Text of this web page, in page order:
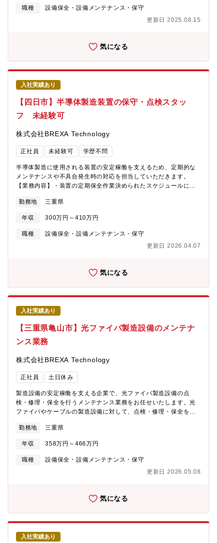
は、営業活動のサポートとして、見積作成業務をして頂きます。
期は1週間～6ヶ月となっています。◇現場とデスクワークの割合
となります。本社より近い現場の場合は社内にて業務となりま
す。【働きやすい環境】◇年間休日124日（土日祝休み）◇直行直
帰OKで柔軟な働き方◇車通勤可（無料駐車場完備）【充実の資格
支援制度】資格受験料の支給、受験のための講習会費用も負担し
ます。また不定期ですが、部署での勉強会も開催しており、スキ
ルアップが目指せます。【組織構成】電気計装部には、15名（本
部長、副本部長、部長、副部長、グループリーダー、マネージャ
ー、所長、スタッフ8名）が在籍しています。【当社の特徴】
◇2012年1月に石原化工建設株式会社から分割し、技術やノウハ
備の計画、設計、建設、保守、操業に関わる全てのサービスを提
供しております。◇豊富な経験と実績が買われ、三重県下の建設
業では10年以上連続で完工高トップクラスです。◇親会社である
設の安定した売上が約70％となっています。また四日市（本社）
近辺の化学系コンビナートからの民間工事の売上が約30％です。
安定した売上基盤と、売上拡大に向けた新規受注へのバランスが
よく、安定的に事業を拡大してきました。
職種
設備保全・設備メンテナンス・保守
更新日 2025.08.15
気になる
入社実績あり
【四日市】半導体製造装置の保守・点検スタッ
フ 未経験可
株式会社BREXA Technology
正社員 未経験可 学歴不問
半導体製造に使用される装置の安定稼働を支えるため、定期的な
メンテナンスや不具合発生時の対応を担当していただきます。
【業務内容】・装置の定期保全作業決められたスケジュールに従
します。・トラブル発生時の対応装置に不具合が発生した際に
は、迅速に状況を確認し、復旧作業を実施します。・作業記録の
作成・報告保全作業やトラブル対応の内容を記録し、関係部署へ
報告します。・安全・衛生管理の遵守クリーンルーム内での作業
勤務地 三重県
年収 300万円～410万円
職種
設備保全・設備メンテナンス・保守
更新日 2026.04.07
気になる
入社実績あり
【三重県亀山市】光ファイバ製造設備のメンテナ
ンス業務
株式会社BREXA Technology
正社員 土日休み
製造設備の安定稼働を支える企業で、光ファイバ製造設備の点
検・修理・保全を行うメンテナンス業務をお任せいたします。光
ファイバやケーブルの製造設備に対して、点検・修理・保全を中
環境を維持していただきます。【業務内容】①製造設備の点検・
修理・保全日常的な点検や定期メンテナンス、故障時の修理対応
を行います。②異常や故障の早期発見と対応設備の異常をいち早
く察知し、トラブルを未然に防ぎます。③重量物の取り扱い作業
を移動します。④高所作業（専用足場使用）安全装備を使用し、
の確保作業中の安全を最優先に、設備の安定稼働を支えます。⑥
他部署との連携・コミュニケーション製造部門などと連携し、ス
ムーズな業務進行を図ります。⑦作業記録や点検結果の報告・共
有作業内容を正確に記録し、チーム内で情報を共有します。
勤務地 三重県
年収 358万円～466万円
職種
設備保全・設備メンテナンス・保守
更新日 2026.05.08
気になる
入社実績あり